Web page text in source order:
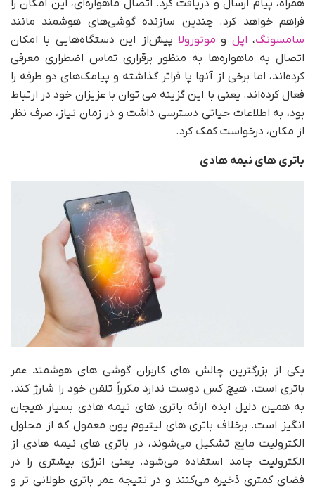
همراه، پیام ارسال و دریافت کرد. اتصال ماهواره‌ای، این امکان را
فراهم خواهد کرد. چندین سازنده گوشی‌های هوشمند مانند
سامسونگ، اپل و موتورولا پیش‌از این دستگاه‌هایی با امکان
اتصال به ماهواره‌ها به منظور برقراری تماس اضطراری معرفی
کرده‌اند، اما برخی از آنها پا فراتر گذاشته و پیامک‌های دو طرفه را
فعال کرده‌اند. یعنی با این گزینه می توان با عزیزان خود در ارتباط
بود، به اطلاعات حیاتی دسترسی داشت و در زمان نیاز، صرف نظر
از مکان، درخواست کمک کرد.
باتری های نیمه هادی
یکی از بزرگترین چالش های کاربران گوشی های هوشمند عمر
باتری است. هیچ کس دوست ندارد مکرراً تلفن خود را شارژ کند.
به همین دلیل ایده ارائه باتری های نیمه هادی بسیار هیجان
انگیز است. برخلاف باتری های لیتیوم یون معمول که از محلول
الکترولیت مایع تشکیل می‌شوند، در باتری های نیمه هادی از
الکترولیت جامد استفاده می‌شود. یعنی انرژی بیشتری را در
فضای کمتری ذخیره می‌کنند و در نتیجه عمر باتری طولانی تر و